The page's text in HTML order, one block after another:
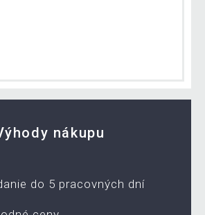
nákupu
do 5 pracovných dní